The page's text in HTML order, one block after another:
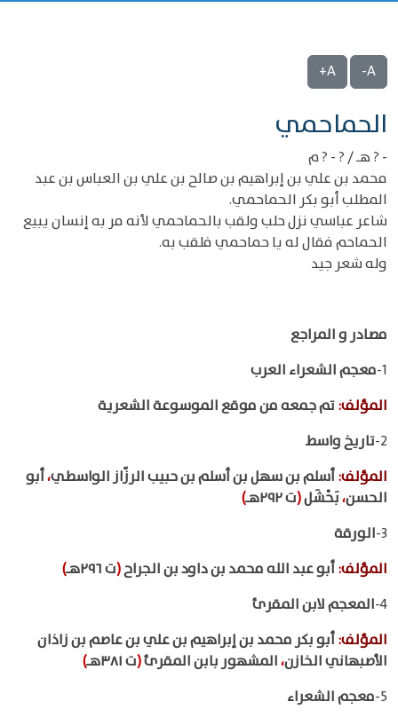
A-
A+
‌‌الحماحمي
- ? هـ / ? - ? م
محمد بن علي بن إبراهيم بن صالح بن علي بن العباس بن عبد
المطلب أبو بكر الحماحمي.
شاعر عباسي نزل حلب ولقب بالحماحمي لأنه مر به إنسان يبيع
الحماحم فقال له يا حماحمي فلقب به.
وله شعر جيد
مصادر و المراجع
1- معجم الشعراء العرب
المؤلف:تم جمعه من موقع الموسوعة الشعرية
2- تاريخ واسط
المؤلف:أسلم بن سهل بن أسلم بن حبيب الرزّاز الواسطي،أبو
الحسن،بَحْشَل(ت ٢٩٢هـ
)
3- الورقة
المؤلف:أبو عبد الله محمد بن داود بن الجراح(ت ٢٩٦هـ
)
4- المعجم لابن المقرئ
المؤلف:أبو بكر محمد بن إبراهيم بن علي بن عاصم بن زاذان
الأصبهاني الخازن،المشهور بابن المقرئ(ت ٣٨١هـ
)
5- معجم الشعراء